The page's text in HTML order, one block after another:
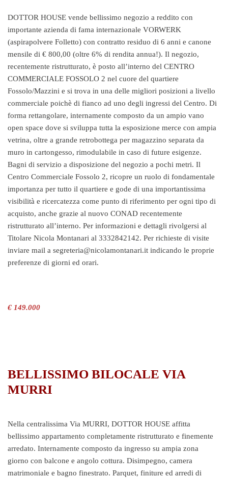
DOTTOR HOUSE vende bellissimo negozio a reddito con
importante azienda di fama internazionale VORWERK
(aspirapolvere Folletto) con contratto residuo di 6 anni e canone
mensile di € 800,00 (oltre 6% di rendita annua!). Il negozio,
recentemente ristrutturato, è posto all’interno del CENTRO
COMMERCIALE FOSSOLO 2 nel cuore del quartiere
Fossolo/Mazzini e si trova in una delle migliori posizioni a livello
commerciale poichè di fianco ad uno degli ingressi del Centro. Di
forma rettangolare, internamente composto da un ampio vano
open space dove si sviluppa tutta la esposizione merce con ampia
vetrina, oltre a grande retrobottega per magazzino separata da
muro in cartongesso, rimodulabile in caso di future esigenze.
Bagni di servizio a disposizione del negozio a pochi metri. Il
Centro Commerciale Fossolo 2, ricopre un ruolo di fondamentale
importanza per tutto il quartiere e gode di una importantissima
visibilità e ricercatezza come punto di riferimento per ogni tipo di
acquisto, anche grazie al nuovo CONAD recentemente
ristrutturato all’interno. Per informazioni e dettagli rivolgersi al
Titolare Nicola Montanari al 3332842142. Per richieste di visite
inviare mail a segreteria@nicolamontanari.it indicando le proprie
preferenze di giorni ed orari.
€ 149.000
BELLISSIMO BILOCALE VIA
MURRI
Nella centralissima Via MURRI, DOTTOR HOUSE affitta
bellissimo appartamento completamente ristrutturato e finemente
arredato. Internamente composto da ingresso su ampia zona
giorno con balcone e angolo cottura. Disimpegno, camera
matrimoniale e bagno finestrato. Parquet, finiture ed arredi di